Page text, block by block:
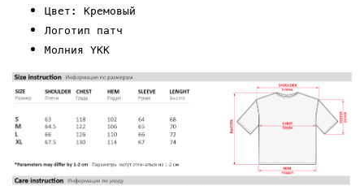
Цвет: Кремовый
Логотип патч
Молния YKK